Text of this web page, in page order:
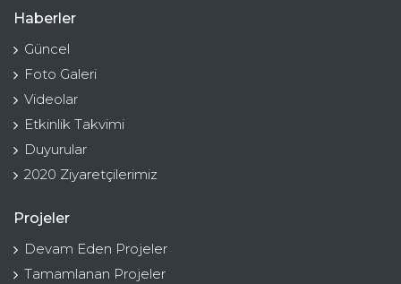
Haberler
Güncel
Foto Galeri
Videolar
Etkinlik Takvimi
Duyurular
2020 Ziyaretçilerimiz
Projeler
Devam Eden Projeler
Tamamlanan Projeler